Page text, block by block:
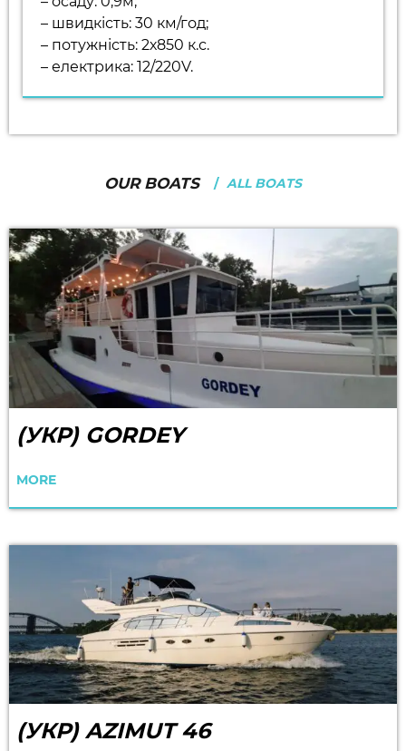
– швидкість: 30 км/год;
– потужність: 2х850 к.с.
– електрика: 12/220V.
OUR BOATS ALL BOATS
(УКР) GORDEY
MORE
(УКР) AZIMUT 46